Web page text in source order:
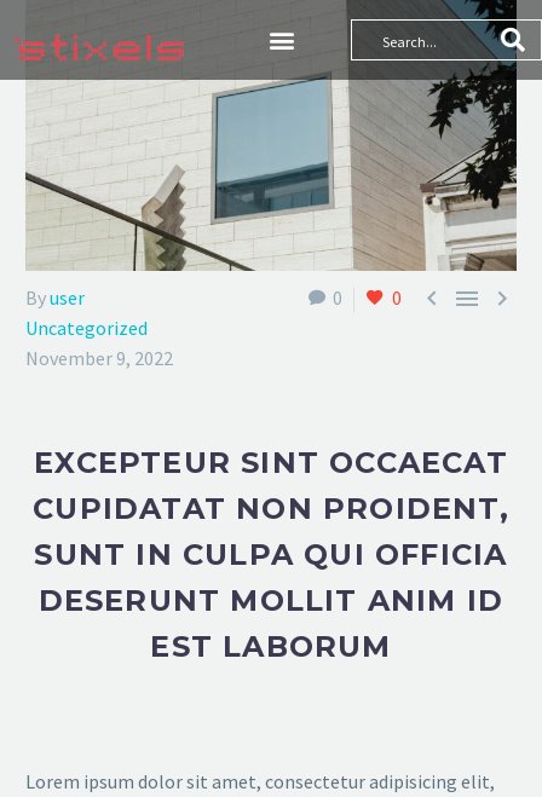
0 0   
Byuser
Uncategorized
November 9, 2022
EXCEPTEUR SINT OCCAECAT
CUPIDATAT NON PROIDENT,
SUNT IN CULPA QUI OFFICIA
DESERUNT MOLLIT ANIM ID
EST LABORUM
Lorem ipsum dolor sit amet, consectetur adipisicing elit,